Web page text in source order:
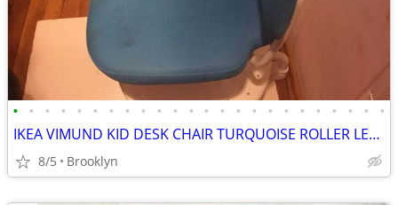
• • • • • • • • • • • • • • • • • • • • • • • •
IKEA VIMUND KID DESK CHAIR TURQUOISE ROLLER LEG STAND SAFETY ADJUSTABL
8/5 Brooklyn